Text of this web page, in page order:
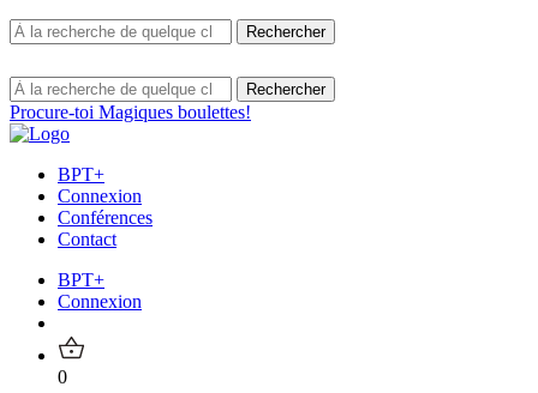
Procure-toi Magiques boulettes!
BPT+
Connexion
Conférences
Contact
BPT+
Connexion
0